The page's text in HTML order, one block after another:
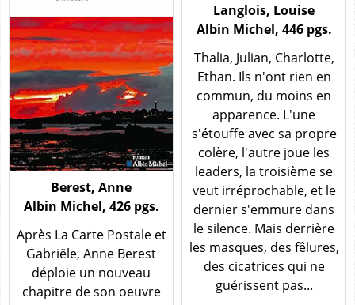
Langlois, Louise
Albin Michel, 446 pgs.
Thalia, Julian, Charlotte,
Ethan. Ils n'ont rien en
commun, du moins en
apparence. L'une
s'étouffe avec sa propre
colère, l'autre joue les
leaders, la troisième se
veut irréprochable, et le
dernier s'emmure dans
le silence. Mais derrière
les masques, des fêlures,
des cicatrices qui ne
guérissent pas...
Berest, Anne
Albin Michel, 426 pgs.
Après La Carte Postale et
Gabriële, Anne Berest
déploie un nouveau
chapitre de son oeuvre